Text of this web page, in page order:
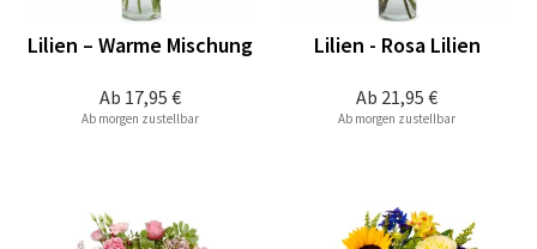
Ab 17,95 €
Lilien – Warme Mischung
Ab morgen zustellbar
Ab 21,95 €
Lilien - Rosa Lilien
Ab morgen zustellbar